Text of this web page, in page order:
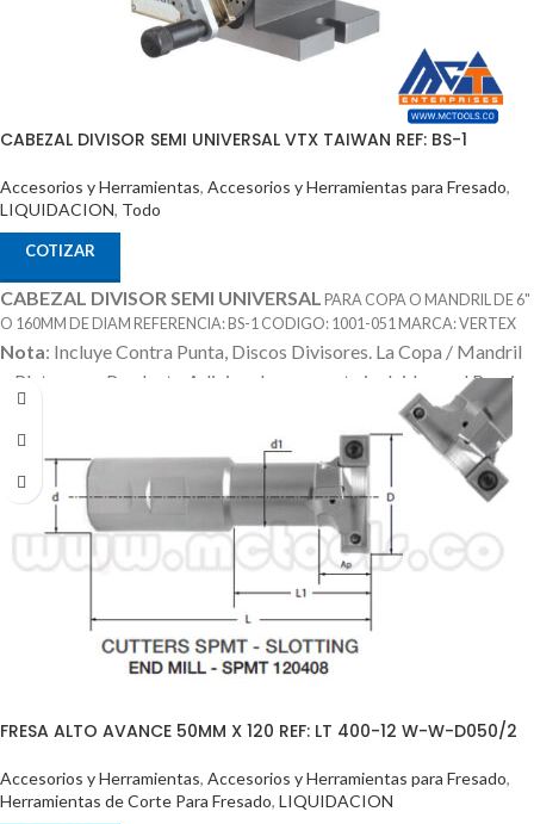
CABEZAL DIVISOR SEMI UNIVERSAL VTX TAIWAN REF: BS-1
Accesorios y Herramientas, Accesorios y Herramientas para Fresado,
LIQUIDACION, Todo
COTIZAR
CABEZAL DIVISOR SEMI UNIVERSAL
PARA COPA O MANDRIL DE 6"
O 160MM DE DIAM REFERENCIA: BS-1 CODIGO: 1001-051 MARCA: VERTEX
Nota: Incluye Contra Punta, Discos Divisores. La Copa / Mandril
o Plato es un Producto Adicional que no esta incluido en el Precio
FRESA ALTO AVANCE 50MM X 120 REF: LT 400-12 W-W-D050/2
Accesorios y Herramientas, Accesorios y Herramientas para Fresado,
Herramientas de Corte Para Fresado, LIQUIDACION